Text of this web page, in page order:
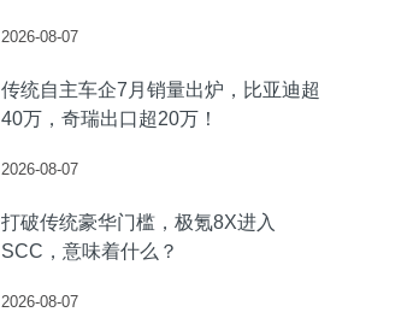
2026-08-07
传统自主车企7月销量出炉，比亚迪超
40万，奇瑞出口超20万！
2026-08-07
打破传统豪华门槛，极氪8X进入
SCC，意味着什么？
2026-08-07